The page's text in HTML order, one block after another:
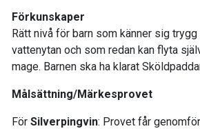
Förkunskaper
Rätt nivå för barn som känner sig
vattenytan och som redan kan flyta
mage. Barnen ska ha klarat
Målsättning/Märkesprovet
För Silverpingvin: Provet får